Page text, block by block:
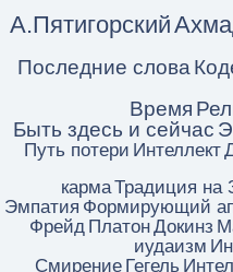
А.Пятигорский
Последние слова
Время
Быть здесь и сейчас
Путь потери Интеллект
кармаТрадиция на
Эмпатия Формирующий
Фрейд ПлатонДокинз
иудаизм
Смирение Гегель